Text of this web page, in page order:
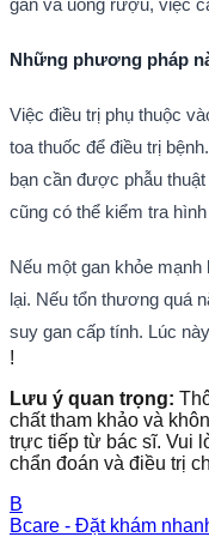
gan và uống rượu, việc
Những phương pháp
Việc điều trị phụ thuộc
toa thuốc để điều trị bệnh.
bạn cần được phẫu
cũng có thể kiểm tra
Nếu một gan khỏe
lại. Nếu tổn thương quá
suy gan cấp tính. Lúc
!
Lưu ý quan trọng:
chất tham khảo và
trực tiếp từ bác sĩ. Vui
chẩn đoán và điều trị
B
Bcare - Đặt khám